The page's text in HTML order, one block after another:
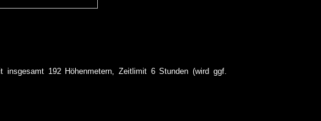
192 Höhenmetern, Zeitlimit 6 Stunden (wird ggf.